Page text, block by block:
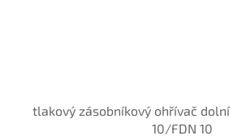
tlakový zásobníkový ohřívač dolní
10/FDN 10